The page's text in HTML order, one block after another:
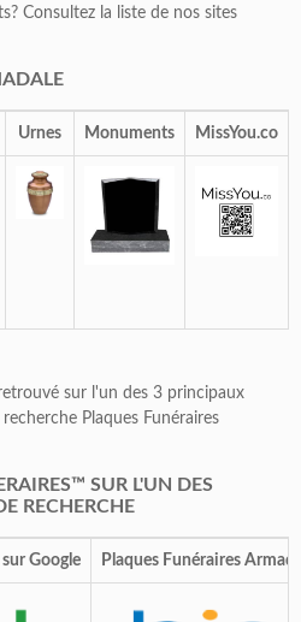
Consultez la liste de nos sites
Urnes Monuments MissYou.co
sur l'un des 3 principaux
Plaques Funéraires
SUR L'UN DES
RECHERCHE
Google Plaques Funéraires